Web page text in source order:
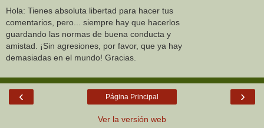
Hola: Tienes absoluta libertad para hacer tus
comentarios, pero... siempre hay que hacerlos
guardando las normas de buena conducta y
amistad. ¡Sin agresiones, por favor, que ya hay
demasiadas en el mundo! Gracias.
‹ ›
Página Principal
Ver la versión web